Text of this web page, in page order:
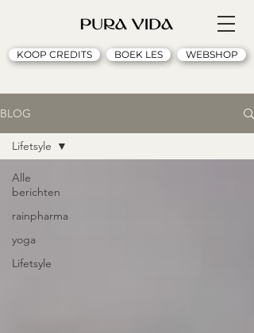
WEBSHOP
KOOP CREDITS BOEK LES
BLOG
Alle
berichten
rainpharma
yoga
Lifetsyle
Lifetsyle